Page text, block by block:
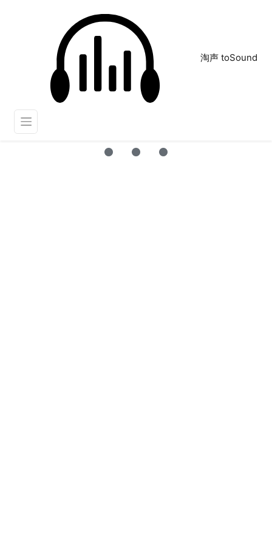
淘声 toSound
收银机
正在为您搜索声音资源